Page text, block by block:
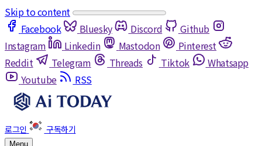
Skip to content
Facebook
Bluesky Discord
Github
Instagram
Linkedin Mastodon
Pinterest
Reddit
Telegram Threads Tiktok
Whatsapp
Youtube
RSS
Menu